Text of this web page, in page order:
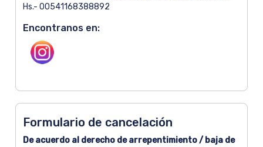
Hs.- 00541168388892
Encontranos en:
Formulario de cancelación
De acuerdo al derecho de arrepentimiento / baja de